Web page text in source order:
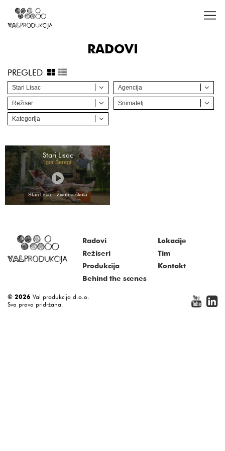
RADOVI
PREGLED
Stari Lisac Agencija
Režiser Snimatelj
Kategorija
Stari Lisac
Igor Šeregi
Stari Lisac - Životna škola
Radovi
Režiseri
Produkcija
Lokacije
Tim
Kontakt
Behind the scenes
© 2026 Val produkcija d.o.o.
Sva prava pridržana.